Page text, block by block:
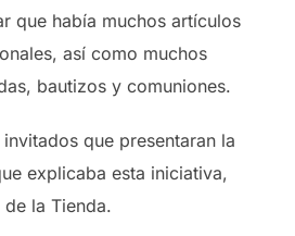
que había muchos artículos
así como muchos
bautizos y comuniones.
que presentaran la
explicaba esta iniciativa,
la Tienda.